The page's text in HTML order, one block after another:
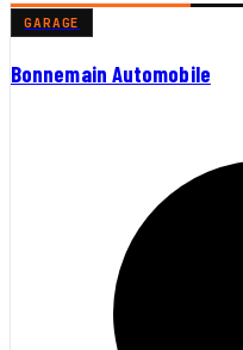
GARAGE
Bonnemain Automobile